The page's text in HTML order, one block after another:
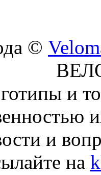
©
и
и
на